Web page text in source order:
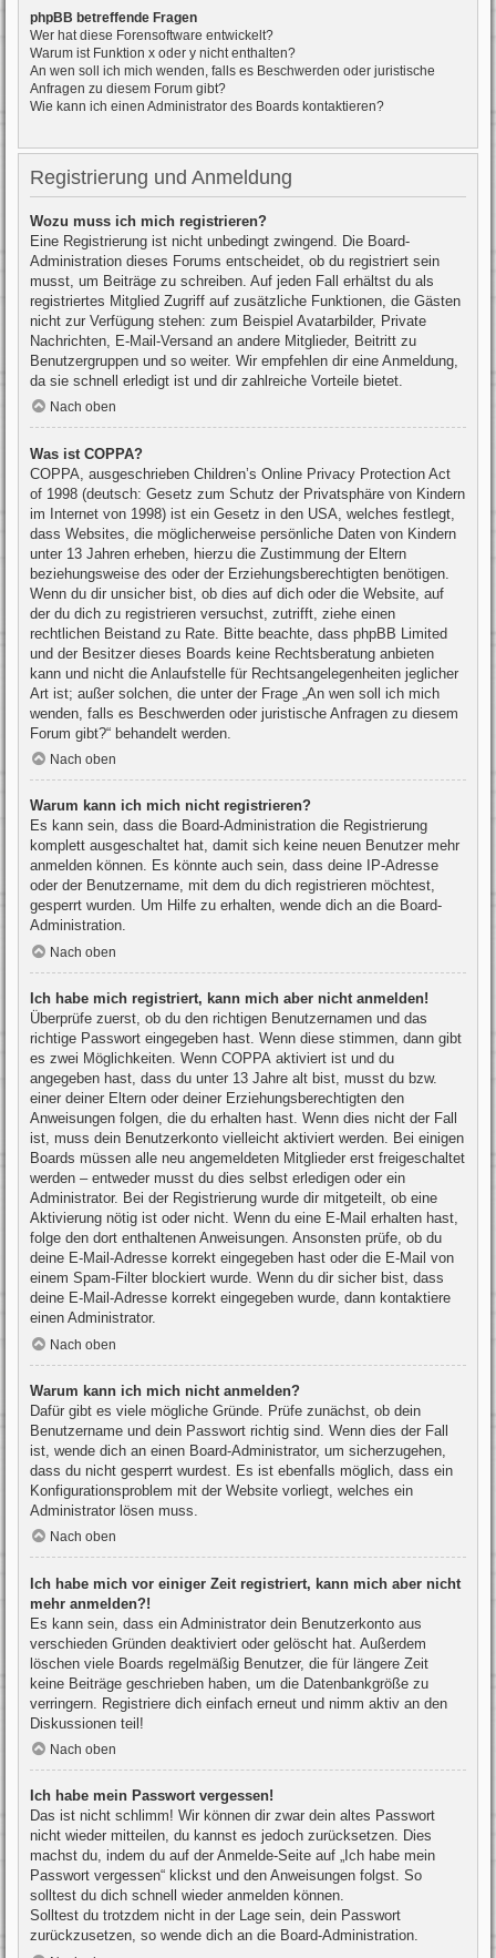
phpBB betreffende Fragen
Wer hat diese Forensoftware entwickelt?
Warum ist Funktion x oder y nicht enthalten?
An wen soll ich mich wenden, falls es Beschwerden oder juristische
Anfragen zu diesem Forum gibt?
Wie kann ich einen Administrator des Boards kontaktieren?
Registrierung und Anmeldung
Wozu muss ich mich registrieren?
Eine Registrierung ist nicht unbedingt zwingend. Die Board-
Administration dieses Forums entscheidet, ob du registriert sein
musst, um Beiträge zu schreiben. Auf jeden Fall erhältst du als
registriertes Mitglied Zugriff auf zusätzliche Funktionen, die Gästen
nicht zur Verfügung stehen: zum Beispiel Avatarbilder, Private
Nachrichten, E-Mail-Versand an andere Mitglieder, Beitritt zu
Benutzergruppen und so weiter. Wir empfehlen dir eine Anmeldung,
da sie schnell erledigt ist und dir zahlreiche Vorteile bietet.
Nach oben
Was ist COPPA?
COPPA, ausgeschrieben Children’s Online Privacy Protection Act
of 1998 (deutsch: Gesetz zum Schutz der Privatsphäre von Kindern
im Internet von 1998) ist ein Gesetz in den USA, welches festlegt,
dass Websites, die möglicherweise persönliche Daten von Kindern
unter 13 Jahren erheben, hierzu die Zustimmung der Eltern
beziehungsweise des oder der Erziehungsberechtigten benötigen.
Wenn du dir unsicher bist, ob dies auf dich oder die Website, auf
der du dich zu registrieren versuchst, zutrifft, ziehe einen
rechtlichen Beistand zu Rate. Bitte beachte, dass phpBB Limited
und der Besitzer dieses Boards keine Rechtsberatung anbieten
kann und nicht die Anlaufstelle für Rechtsangelegenheiten jeglicher
Art ist; außer solchen, die unter der Frage „An wen soll ich mich
wenden, falls es Beschwerden oder juristische Anfragen zu diesem
Forum gibt?“ behandelt werden.
Nach oben
Warum kann ich mich nicht registrieren?
Es kann sein, dass die Board-Administration die Registrierung
komplett ausgeschaltet hat, damit sich keine neuen Benutzer mehr
anmelden können. Es könnte auch sein, dass deine IP-Adresse
oder der Benutzername, mit dem du dich registrieren möchtest,
gesperrt wurden. Um Hilfe zu erhalten, wende dich an die Board-
Administration.
Nach oben
Ich habe mich registriert, kann mich aber nicht anmelden!
Überprüfe zuerst, ob du den richtigen Benutzernamen und das
richtige Passwort eingegeben hast. Wenn diese stimmen, dann gibt
es zwei Möglichkeiten. Wenn COPPA aktiviert ist und du
angegeben hast, dass du unter 13 Jahre alt bist, musst du bzw.
einer deiner Eltern oder deiner Erziehungsberechtigten den
Anweisungen folgen, die du erhalten hast. Wenn dies nicht der Fall
ist, muss dein Benutzerkonto vielleicht aktiviert werden. Bei einigen
Boards müssen alle neu angemeldeten Mitglieder erst freigeschaltet
werden – entweder musst du dies selbst erledigen oder ein
Administrator. Bei der Registrierung wurde dir mitgeteilt, ob eine
Aktivierung nötig ist oder nicht. Wenn du eine E-Mail erhalten hast,
folge den dort enthaltenen Anweisungen. Ansonsten prüfe, ob du
deine E-Mail-Adresse korrekt eingegeben hast oder die E-Mail von
einem Spam-Filter blockiert wurde. Wenn du dir sicher bist, dass
deine E-Mail-Adresse korrekt eingegeben wurde, dann kontaktiere
einen Administrator.
Nach oben
Warum kann ich mich nicht anmelden?
Dafür gibt es viele mögliche Gründe. Prüfe zunächst, ob dein
Benutzername und dein Passwort richtig sind. Wenn dies der Fall
ist, wende dich an einen Board-Administrator, um sicherzugehen,
dass du nicht gesperrt wurdest. Es ist ebenfalls möglich, dass ein
Konfigurationsproblem mit der Website vorliegt, welches ein
Administrator lösen muss.
Nach oben
Ich habe mich vor einiger Zeit registriert, kann mich aber nicht
mehr anmelden?!
Es kann sein, dass ein Administrator dein Benutzerkonto aus
verschieden Gründen deaktiviert oder gelöscht hat. Außerdem
löschen viele Boards regelmäßig Benutzer, die für längere Zeit
keine Beiträge geschrieben haben, um die Datenbankgröße zu
verringern. Registriere dich einfach erneut und nimm aktiv an den
Diskussionen teil!
Nach oben
Ich habe mein Passwort vergessen!
Das ist nicht schlimm! Wir können dir zwar dein altes Passwort
nicht wieder mitteilen, du kannst es jedoch zurücksetzen. Dies
machst du, indem du auf der Anmelde-Seite auf „Ich habe mein
Passwort vergessen“ klickst und den Anweisungen folgst. So
solltest du dich schnell wieder anmelden können.
Solltest du trotzdem nicht in der Lage sein, dein Passwort
zurückzusetzen, so wende dich an die Board-Administration.